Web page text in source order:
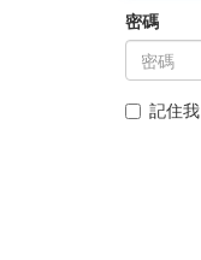
密碼
記住我